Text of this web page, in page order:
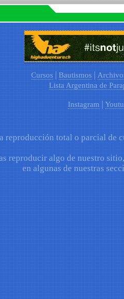
Cursos | Bautismos |
Lista Argentina de
Instagram |
reproducción total o parcial de
reproducir algo de nuestro
en algunas de nuestras